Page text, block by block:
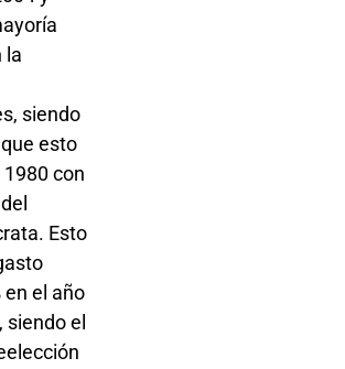
la
siendo
esto
con
Esto
en el año
el